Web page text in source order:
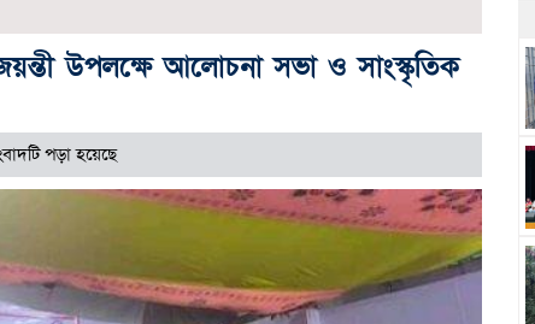
উপলক্ষে আলোচনা সভা ও সাংস্কৃতিক
পড়া হয়েছে